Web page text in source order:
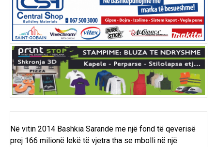
Në vitin 2014 Bashkia Sarandë me një fond të qeverisë
prej 166 milionë lekë të vjetra tha se mbolli në një